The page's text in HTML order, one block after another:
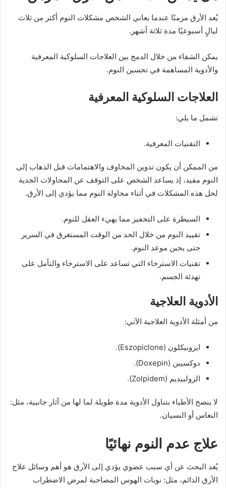
يُعد الأرق مزمنًا عندما يعاني الشخص مشكلات النوم أكثر من ثلاث
ليالٍ أسبوعيًا مدة ثلاثة أشهر.
يمكن الشفاء من خلال الدمج بين العلاجات السلوكية المعرفية
والأدوية المساهمة في تحسين النوم.
العلاجات السلوكية المعرفية
تشمل ما يلي:
التقنيات المعرفية.
من الممكن أن يكون تدوين المخاوف والاهتمامات قبل الذهاب إلى
النوم مفيد، إذ يساعد الشخص على التوقف عن المحاولات الجدية
لحل هذه المشكلات في أثناء محاولة النوم مما يؤدي إلى الأرق.
السيطرة على التحفيز مما يهيء العقل للنوم.
تقييد النوم من خلال الحد من الوقت المستغرق في السرير
حتى يحين موعد النوم.
تقنيات الاسترخاء التي تساعد على الاسترخاء والتأمل على
تهدئة الجسم.
الأدوية العلاجية
من أمثلة الأدوية العلاجية الآتي:
ايزوبيكلون (Eszopiclone).
دوكسيبن (Doxepin).
الزولبيديم (Zolpidem).
لا ينصح الأطباء بتناول الأدوية مدة طويلة لما لها من آثار جانبية، مثل:
النعاس أو النسيان.
علاج عدم النوم نهائيًا
يُعد البحث عن أي سبب عضوي يؤدي إلى الأرق هو أهم وسائل علاج
الأرق الدائم، مثل: نوبات الهوس المصاحبة لمرض الاضطراب